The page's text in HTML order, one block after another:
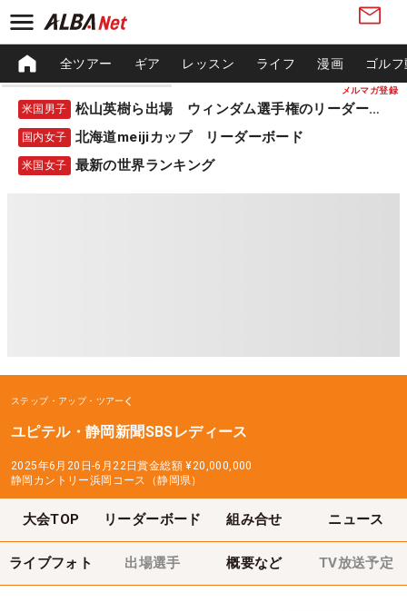
メルマガ登録
全ツアー ギア レッスン ライフ 漫画 ゴル
米国男子 松山英樹ら出場 ウィンダム選手権のリーダーボード
国内女子 北海道meijiカップ リーダーボード
米国女子 最新の世界ランキング
ステップ・アップ・ツアー
ユピテル・静岡新聞SBSレディース
2025年6月20日-6月22日賞金総額 ¥20,000,000
静岡カントリー浜岡コース（静岡県）
大会TOP リーダーボード 組み合せ ニュース
ライブフォト 出場選手 概要など TV放送予定